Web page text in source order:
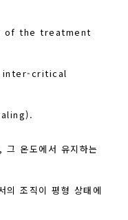
of the treatment
inter-critical
그 온도에서 유지하는
의 조직이 평형 상태에